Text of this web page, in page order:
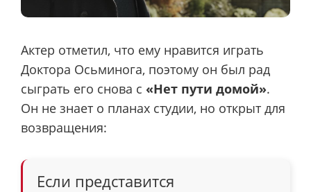
Актер отметил, что ему нравится играть
Доктора Осьминога, поэтому он был рад
сыграть его снова с «Нет пути домой».
Он не знает о планах студии, но открыт для
возвращения:
Если представится